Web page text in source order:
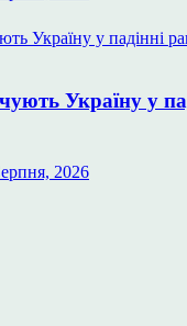
Україну у
2026